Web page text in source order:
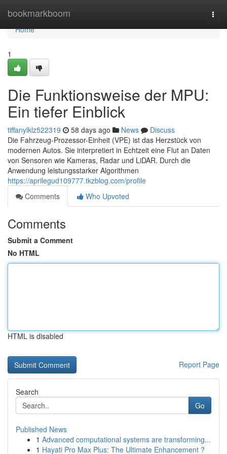
bookmarkboom
Home
Home
1
Die Funktionsweise der MPU:
Ein tiefer Einblick
tiffanylklz522319 58 days ago News
Discuss
Die Fahrzeug-Prozessor-Einheit (VPE) ist das Herzstück von
modernen Autos. Sie interpretiert in Echtzeit eine Flut an Daten
von Sensoren wie Kameras, Radar und LiDAR. Durch die
Anwendung leistungsstarker Algorithmen
https://aprilegud109777.tkzblog.com/profile
Comments
Who Upvoted
Comments
Submit a Comment
No HTML
HTML is disabled
Report Page
Search
Go
Published News
1 Advanced computational systems are transforming...
1 Hayati Pro Max Plus: The Ultimate Enhancement ?